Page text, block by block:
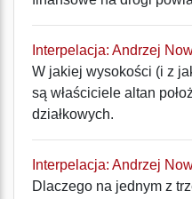
Interpelacja: Andrzej
W jakiej wysokości (i z
są właściciele altan
działkowych.
Interpelacja: Andrzej
Dlaczego na jednym z